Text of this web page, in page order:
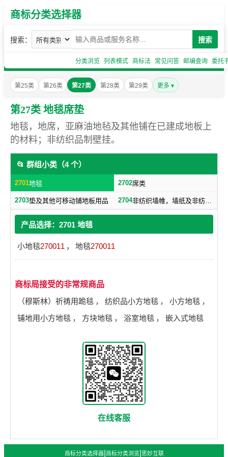
商标分类选择器
搜索： 搜索
分类浏览 列表模式 商标法 常见问答 邮编查询 委托
第25类 第26类 第27类 第28类 第29类 更多 ▾
第27类 地毯席垫
地毯，地席，亚麻油地毡及其他铺在已建成地板上
的材料；非纺织品制壁挂。
📂 群组小类（4 个）
2701地毯 2702席类
2703垫及其他可移动铺地板用品 2704 非纺织墙帷，墙纸及非纺织挂毯
产品选择：2701 地毯
小地毯270011 ， 地毯270011
商标局接受的非常规商品
（穆斯林）祈祷用跪毯 ， 纺织品小方地毯 ， 小方地毯 ，
铺地用小方地毯 ， 方块地毯 ， 浴室地毯 ， 嵌入式地毯
在线客服
商标分类选择器| 商标分类浏览| 思妙互联